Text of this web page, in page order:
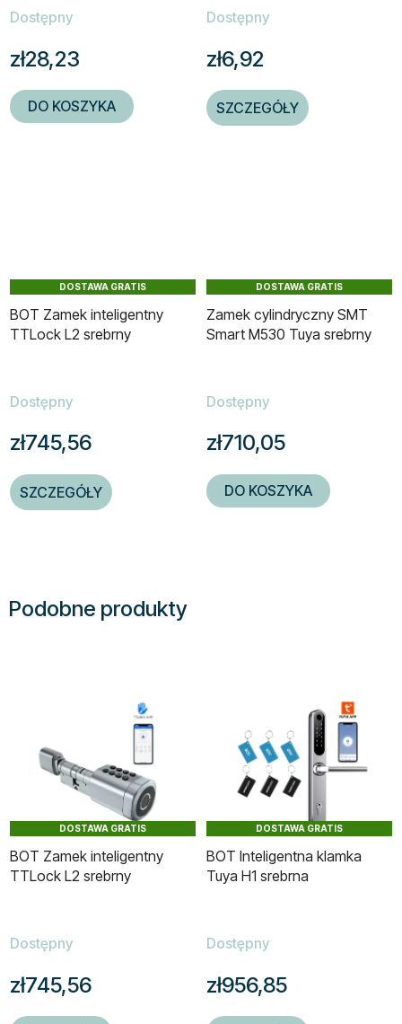
Dostępny
zł28,23
DO KOSZYKA
Dostępny
zł6,92
SZCZEGÓŁY
DOSTAWA GRATIS
BOT Zamek inteligentny
TTLock L2 srebrny
Dostępny
zł745,56
SZCZEGÓŁY
DOSTAWA GRATIS
Zamek cylindryczny SMT
Smart M530 Tuya srebrny
Dostępny
zł710,05
DO KOSZYKA
Podobne produkty
DOSTAWA GRATIS
BOT Zamek inteligentny
TTLock L2 srebrny
Dostępny
zł745,56
DOSTAWA GRATIS
BOT Inteligentna klamka
Tuya H1 srebrna
Dostępny
zł956,85